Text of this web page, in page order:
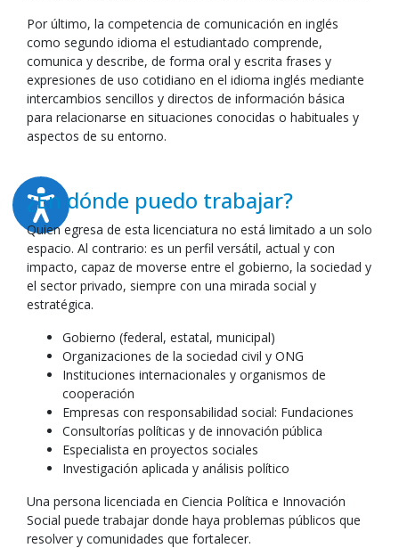
Por último, la competencia de comunicación en inglés
como segundo idioma el estudiantado comprende,
comunica y describe, de forma oral y escrita frases y
expresiones de uso cotidiano en el idioma inglés mediante
intercambios sencillos y directos de información básica
para relacionarse en situaciones conocidas o habituales y
aspectos de su entorno.
¿En dónde puedo trabajar?
Quien egresa de esta licenciatura no está limitado a un solo
espacio. Al contrario: es un perfil versátil, actual y con
impacto, capaz de moverse entre el gobierno, la sociedad y
el sector privado, siempre con una mirada social y
estratégica.
Gobierno (federal, estatal, municipal)
Organizaciones de la sociedad civil y ONG
Instituciones internacionales y organismos de
cooperación
Empresas con responsabilidad social: Fundaciones
Consultorías políticas y de innovación pública
Especialista en proyectos sociales
Investigación aplicada y análisis político
Una persona licenciada en Ciencia Política e Innovación
Social puede trabajar donde haya problemas públicos que
resolver y comunidades que fortalecer.